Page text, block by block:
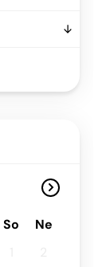
So
Ne